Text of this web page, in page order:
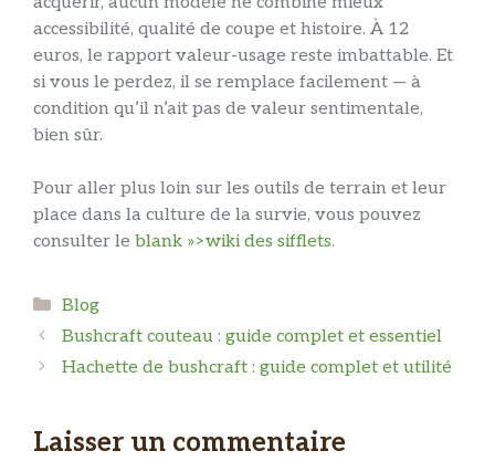
accessibilité, qualité de coupe et histoire. À 12
euros, le rapport valeur-usage reste imbattable. Et
si vous le perdez, il se remplace facilement — à
condition qu’il n’ait pas de valeur sentimentale,
bien sûr.
Pour aller plus loin sur les outils de terrain et leur
place dans la culture de la survie, vous pouvez
consulter le blank »>wiki des sifflets.
Catégories
Blog
Bushcraft couteau : guide complet et essentiel
Hachette de bushcraft : guide complet et utilité
Laisser un commentaire